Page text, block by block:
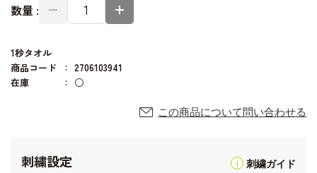
数量 :
1秒タオル
商品コード
2706103941
在庫
○
この商品について問い合わせる
刺繍設定 刺繍ガイド